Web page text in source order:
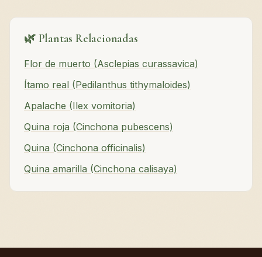
🌿 Plantas Relacionadas
Flor de muerto (Asclepias curassavica)
Ítamo real (Pedilanthus tithymaloides)
Apalache (Ilex vomitoria)
Quina roja (Cinchona pubescens)
Quina (Cinchona officinalis)
Quina amarilla (Cinchona calisaya)